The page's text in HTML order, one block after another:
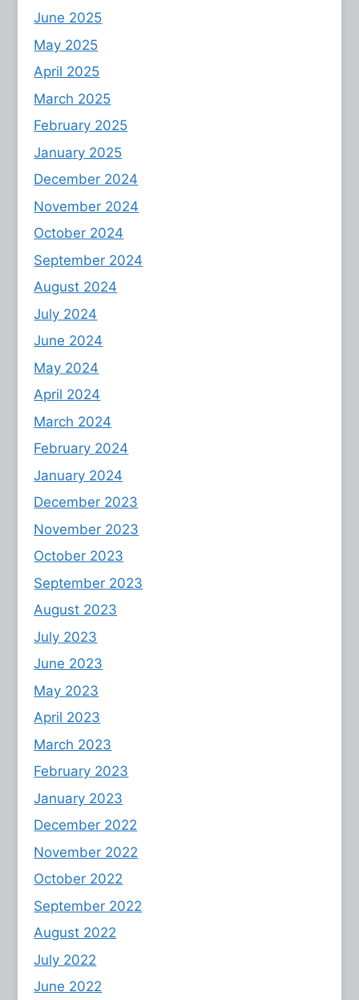
June 2025
May 2025
April 2025
March 2025
February 2025
January 2025
December 2024
November 2024
October 2024
September 2024
August 2024
July 2024
June 2024
May 2024
April 2024
March 2024
February 2024
January 2024
December 2023
November 2023
October 2023
September 2023
August 2023
July 2023
June 2023
May 2023
April 2023
March 2023
February 2023
January 2023
December 2022
November 2022
October 2022
September 2022
August 2022
July 2022
June 2022